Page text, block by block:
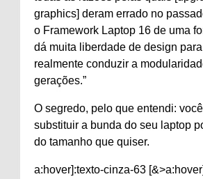
graphics] deram errado no
o Framework Laptop 16 de uma
dá muita liberdade de design
realmente conduzir a
gerações.”
O segredo, pelo que entendi:
substituir a bunda do seu laptop
do tamanho que quiser.
a:hover]:texto-cinza-63